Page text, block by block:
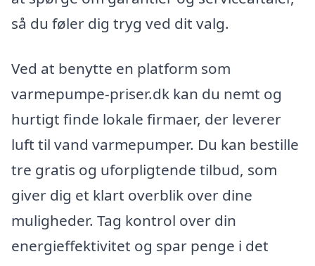
så du føler dig tryg ved dit valg.
Ved at benytte en platform som
varmepumpe-priser.dk kan du nemt og
hurtigt finde lokale firmaer, der leverer
luft til vand varmepumper. Du kan bestille
tre gratis og uforpligtende tilbud, som
giver dig et klart overblik over dine
muligheder. Tag kontrol over din
energieffektivitet og spar penge i det